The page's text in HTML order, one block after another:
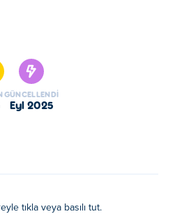
düşman
izleyin, her zaferden para
fazla yumurta satın almak için
ve kazanmaya hazır
nasıl oynanır?
GÜNCELLENDI
Eyl 2025
tıkla veya basılı tut.